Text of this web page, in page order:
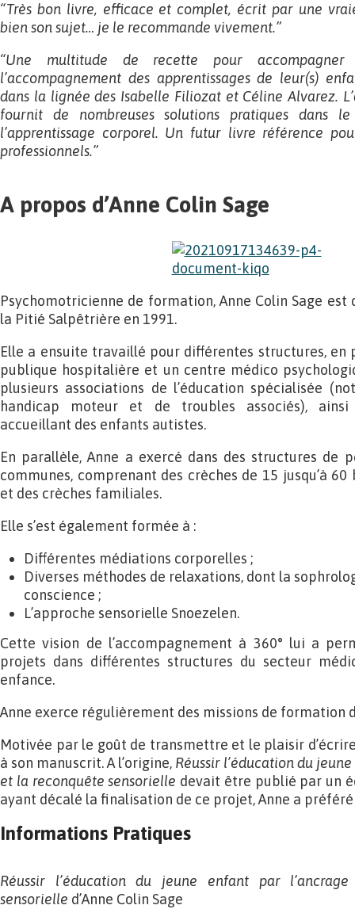
“Très bon livre, efficace et complet, écrit par une
bien son sujet… je le recommande vivement.”
“Une multitude de recette pour
l’accompagnement des apprentissages de leur(s)
dans la lignée des Isabelle Filiozat et Céline Alvarez.
fournit de nombreuses solutions pratiques dans
l’apprentissage corporel. Un futur livre référence
professionnels.”
A propos d’Anne Colin Sage
Psychomotricienne de formation, Anne Colin Sage est
la Pitié Salpêtrière en 1991.
Elle a ensuite travaillé pour différentes structures,
publique hospitalière et un centre médico
plusieurs associations de l’éducation spécialisée
handicap moteur et de troubles associés), ainsi
accueillant des enfants autistes.
En parallèle, Anne a exercé dans des structures de
communes, comprenant des crèches de 15 jusqu’à
et des crèches familiales.
Elle s’est également formée à :
Différentes médiations corporelles ;
Diverses méthodes de relaxations, dont la
conscience ;
L’approche sensorielle Snoezelen.
Cette vision de l’accompagnement à 360° lui a
projets dans différentes structures du secteur
enfance.
Anne exerce régulièrement des missions de formation
Motivée par le goût de transmettre et le plaisir
à son manuscrit. A l’origine, Réussir l’éducation du
et la reconquête sensorielle devait être publié par un
ayant décalé la finalisation de ce projet, Anne a
Informations Pratiques
Réussir l’éducation du jeune enfant par
sensorielle d’Anne Colin Sage